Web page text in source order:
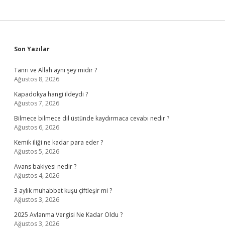
Sidebar
Son Yazılar
Tanrı ve Allah aynı şey midir ?
Ağustos 8, 2026
Kapadokya hangi ildeydi ?
Ağustos 7, 2026
Bilmece bilmece dil üstünde kaydırmaca cevabı nedir ?
Ağustos 6, 2026
Kemik iliği ne kadar para eder ?
Ağustos 5, 2026
Avans bakiyesi nedir ?
Ağustos 4, 2026
3 aylık muhabbet kuşu çiftleşir mi ?
Ağustos 3, 2026
2025 Avlanma Vergisi Ne Kadar Oldu ?
Ağustos 3, 2026